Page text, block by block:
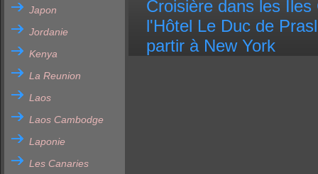
Japon
Jordanie
Kenya
La Reunion
Laos
Laos Cambodge
Laponie
Les Canaries
Croisière dans les Iles
l'Hôtel Le Duc de
partir à New York